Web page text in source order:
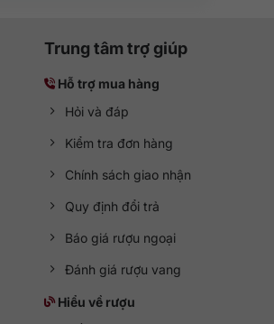
Trung tâm trợ giúp
Hỗ trợ mua hàng
Hỏi và đáp
Kiểm tra đơn hàng
Chính sách giao nhận
Quy định đổi trả
Báo giá rượu ngoại
Đánh giá rượu vang
Hiểu về rượu